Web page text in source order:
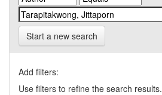
Start a new search
Add filters:
Use filters to refine the search results.